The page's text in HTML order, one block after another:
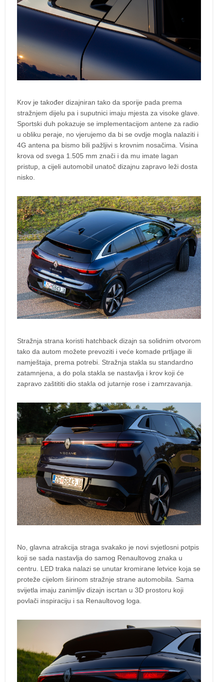
Krov je također dizajniran tako da sporije pada prema
stražnjem dijelu pa i suputnici imaju mjesta za visoke glave.
Sportski duh pokazuje se implementacijom antene za radio
u obliku peraje, no vjerujemo da bi se ovdje mogla nalaziti i
4G antena pa bismo bili pažljivi s krovnim nosačima. Visina
krova od svega 1.505 mm znači i da mu imate lagan
pristup, a cijeli automobil unatoč dizajnu zapravo leži dosta
nisko.
Stražnja strana koristi hatchback dizajn sa solidnim otvorom
tako da autom možete prevoziti i veće komade prtljage ili
namještaja, prema potrebi. Stražnja stakla su standardno
zatamnjena, a do pola stakla se nastavlja i krov koji će
zapravo zaštititi dio stakla od jutarnje rose i zamrzavanja.
No, glavna atrakcija straga svakako je novi svjetlosni potpis
koji se sada nastavlja do samog Renaultovog znaka u
centru. LED traka nalazi se unutar kromirane letvice koja se
proteže cijelom širinom stražnje strane automobila. Sama
svijetla imaju zanimljiv dizajn iscrtan u 3D prostoru koji
povlači inspiraciju i sa Renaultovog loga.